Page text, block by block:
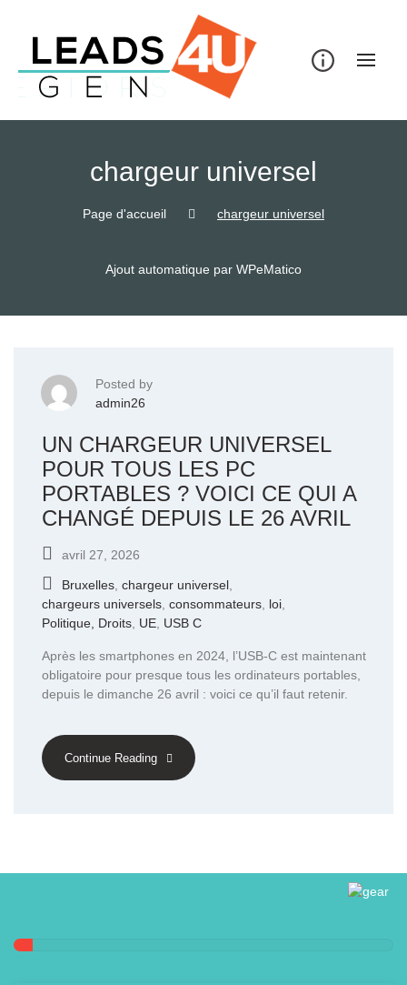
chargeur universel
Page d'accueil chargeur universel
Ajout automatique par WPeMatico
Posted by
admin26
UN CHARGEUR UNIVERSEL
POUR TOUS LES PC
PORTABLES ? VOICI CE QUI A
CHANGÉ DEPUIS LE 26 AVRIL
avril 27, 2026
Bruxelles chargeur universel
chargeurs universels consommateurs loi
Politique, Droits UE USB C
Après les smartphones en 2024, l’USB-C est maintenant
obligatoire pour presque tous les ordinateurs portables,
depuis le dimanche 26 avril : voici ce qu’il faut retenir.
Continue Reading